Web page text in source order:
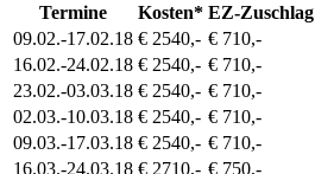
Termine
Kosten* EZ-Zuschlag
09.02.-17.02.18 € 2540,- € 710,-
16.02.-24.02.18 € 2540,- € 710,-
23.02.-03.03.18 € 2540,- € 710,-
02.03.-10.03.18 € 2540,- € 710,-
09.03.-17.03.18 € 2540,- € 710,-
16.03.-24.03.18 € 2710,- € 750,-